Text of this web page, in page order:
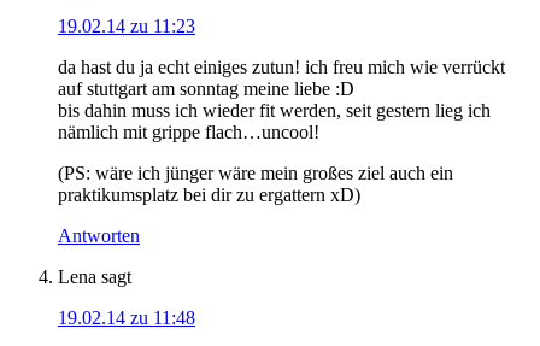
19.02.14 zu 11:23
da hast du ja echt einiges zutun! ich freu mich wie verrückt
auf stuttgart am sonntag meine liebe :D
bis dahin muss ich wieder fit werden, seit gestern lieg ich
nämlich mit grippe flach…uncool!
(PS: wäre ich jünger wäre mein großes ziel auch ein
praktikumsplatz bei dir zu ergattern xD)
Antworten
Lena sagt
19.02.14 zu 11:48